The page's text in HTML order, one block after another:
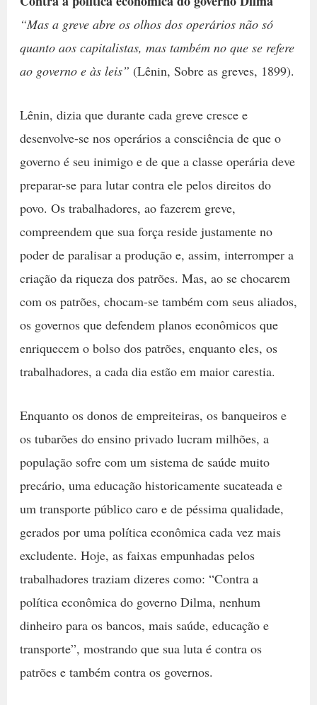
“Mas a greve abre os olhos dos operários não só
quanto aos capitalistas, mas também no que se refere
ao governo e às leis” (Lênin, Sobre as greves, 1899).
Lênin, dizia que durante cada greve cresce e
desenvolve-se nos operários a consciência de que o
governo é seu inimigo e de que a classe operária deve
preparar-se para lutar contra ele pelos direitos do
povo. Os trabalhadores, ao fazerem greve,
compreendem que sua força reside justamente no
poder de paralisar a produção e, assim, interromper a
criação da riqueza dos patrões. Mas, ao se chocarem
com os patrões, chocam-se também com seus aliados,
os governos que defendem planos econômicos que
enriquecem o bolso dos patrões, enquanto eles, os
trabalhadores, a cada dia estão em maior carestia.
Enquanto os donos de empreiteiras, os banqueiros e
os tubarões do ensino privado lucram milhões, a
população sofre com um sistema de saúde muito
precário, uma educação historicamente sucateada e
um transporte público caro e de péssima qualidade,
gerados por uma política econômica cada vez mais
excludente. Hoje, as faixas empunhadas pelos
trabalhadores traziam dizeres como: “Contra a
política econômica do governo Dilma, nenhum
dinheiro para os bancos, mais saúde, educação e
transporte”, mostrando que sua luta é contra os
patrões e também contra os governos.